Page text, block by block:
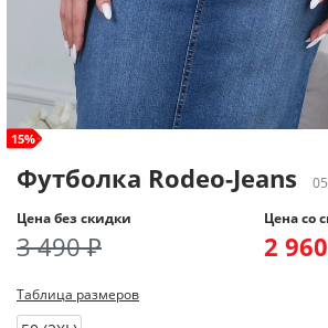
size+
15%
Футболка Rodeo-Jeans
Цена без скидки
3 490 ₽
Цена со
2
Таблица размеров